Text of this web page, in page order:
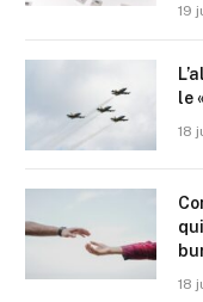
19
le
18
18